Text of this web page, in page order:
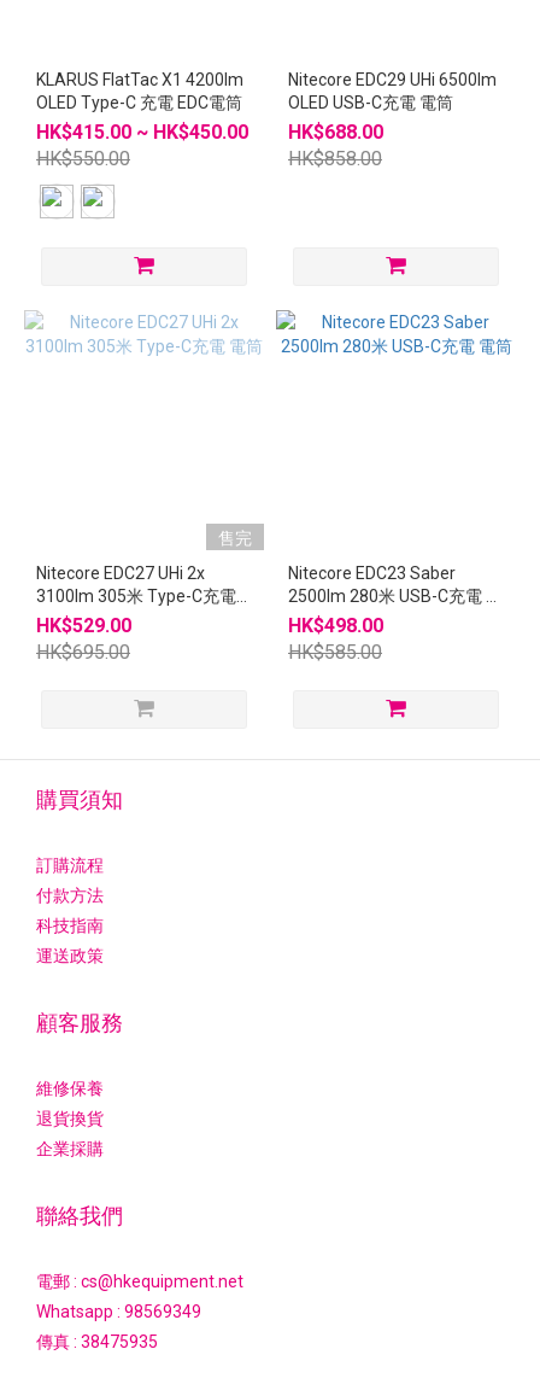
KLARUS FlatTac X1 4200lm
OLED Type-C 充電 EDC電筒
HK$415.00 ~ HK$450.00
HK$550.00
Nitecore EDC29 UHi 6500lm
OLED USB-C充電 電筒
HK$688.00
HK$858.00
售完
Nitecore EDC27 UHi 2x
3100lm 305米 Type-C充電
電筒
HK$529.00
HK$695.00
Nitecore EDC23 Saber
2500lm 280米 USB-C充電 電
筒
HK$498.00
HK$585.00
購買須知
訂購流程
付款方法
科技指南
運送政策
顧客服務
維修保養
退貨換貨
企業採購
聯絡我們
電郵 : cs@hkequipment.net
Whatsapp : 98569349
傳真 : 38475935